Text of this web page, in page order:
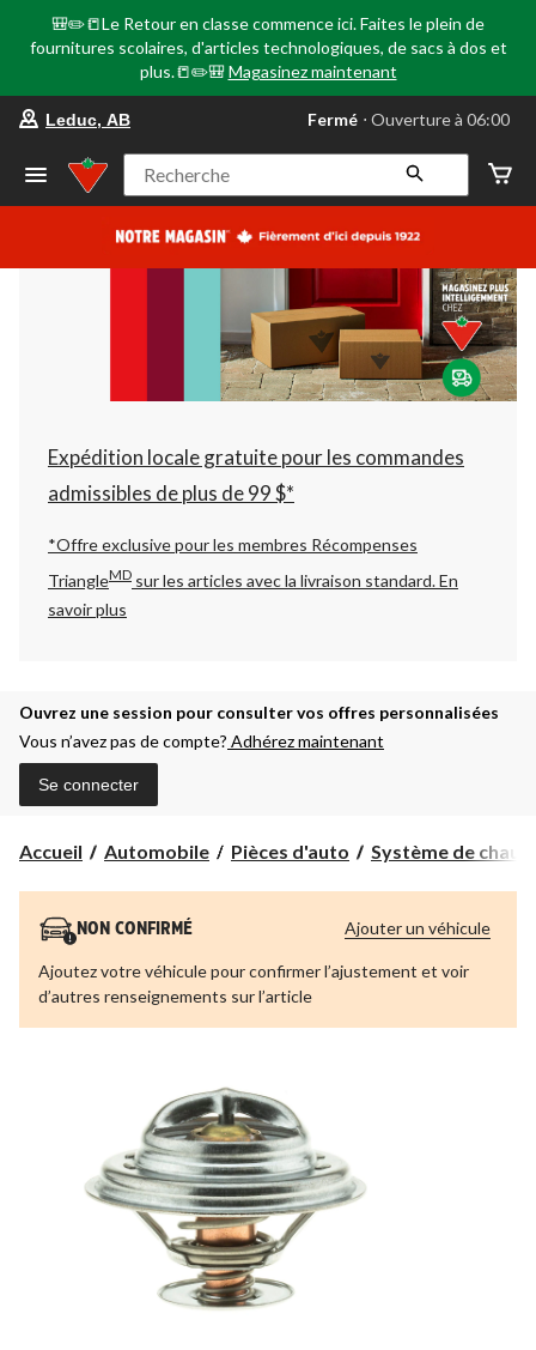
🎒✏️📒Le Retour en classe commence ici. Faites le plein de
fournitures scolaires, d'articles technologiques, de sacs à dos et
plus.📒✏️🎒 Magasinez maintenant
votre
préféré
Leduc,
AB,
courament
Ouverture
à
06:00
cliquer
pour
changer
Leduc, AB Fermé ⋅ Ouverture à 06:00
Recherche
Expédition locale gratuite pour les commandes
admissibles de plus de 99 $*
*Offre exclusive pour les membres Récompenses
TriangleMD sur les articles avec la livraison standard.En
savoir plus
Ouvrez une session pour consulter vos offres personnalisées
Vous n’avez pas de compte? Adhérez maintenant
Se connecter
Accueil Automobile Pièces d'auto Système de
NON CONFIRMÉ
Ajoutez votre véhicule pour confirmer l’ajustement et voir
d’autres renseignements sur l’article
Ajouter un véhicule